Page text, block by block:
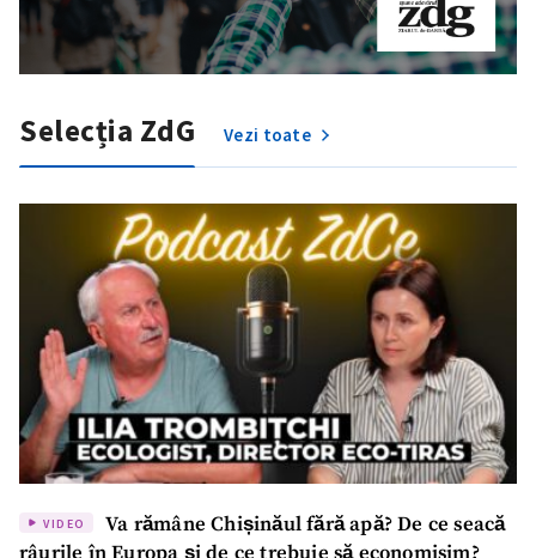
Selecția ZdG Vezi toate
VIDEO
Va rămâne Chișinăul fără apă? De ce seacă